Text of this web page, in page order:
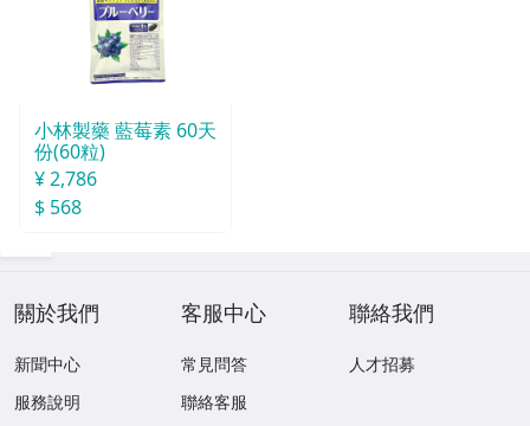
小林製藥 藍莓素 60天
份(60粒)
¥ 2,786
$ 568
關於我們
新聞中心
服務說明
客服中心
常見問答
聯絡客服
聯絡我們
人才招募